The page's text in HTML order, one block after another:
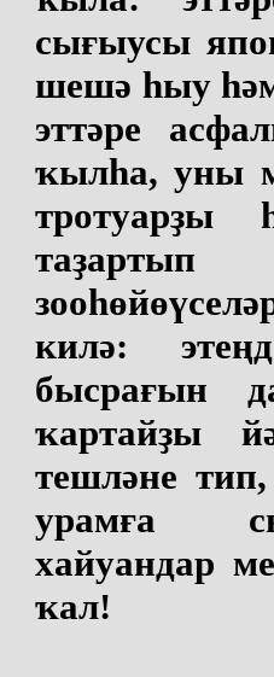
сығыусы
шешә һыу
эттәре
ҡылһа, уны
килә:
бысрағын
ҡартайҙы
тешләне тип,
урамға
хайуандар
ҡал!